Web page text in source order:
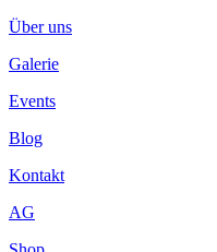
Über uns
Galerie
Events
Blog
Kontakt
AG